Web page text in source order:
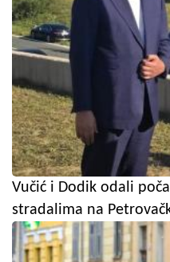
Vučić i Dodik odali
stradalima na